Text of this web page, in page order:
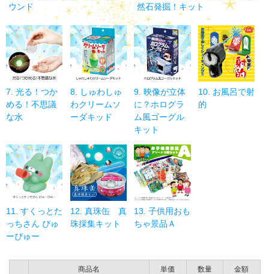
ウンド
然石発掘！キット
7. 光る！つか
める！不思議
な水
8. しゅわしゅ
わクリームソ
ーダキッド
9. 映像が立体
に？ホログラ
ム風ゴーグル
キット
10. お風呂で射
的
11. すくっとた
っちさん ぴゅ
ーぴゅー
12. 真珠缶 真
珠採集キット
13. 子供用おも
ちゃ景品Ａ
商品名 単価 数量 金額